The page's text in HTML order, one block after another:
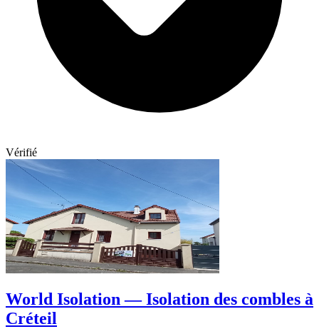
Vérifié
World Isolation — Isolation des combles à
Créteil